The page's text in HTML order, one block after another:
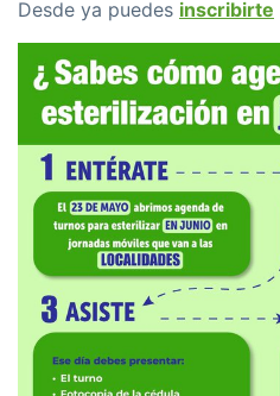
Desde ya puedes inscribirte